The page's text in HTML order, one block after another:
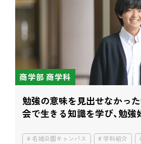
商学部 商学科
勉強の意味を見出せなかっ
会で生きる知識を学び、勉強
名城公園キャンパス 学科紹介